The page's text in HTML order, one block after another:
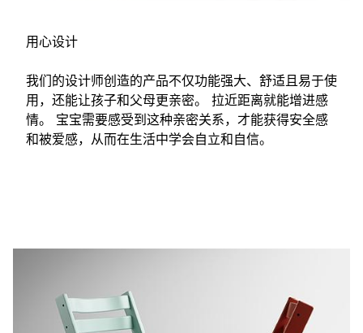
用心设计
我们的设计师创造的产品不仅功能强大、舒适且易于使
用，还能让孩子和父母更亲密。 拉近距离就能增进感
情。 宝宝需要感受到这种亲密关系，才能获得安全感
和被爱感，从而在生活中学会自立和自信。